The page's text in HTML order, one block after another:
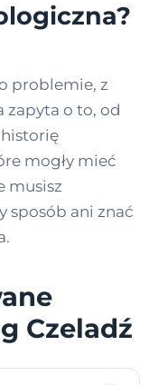
problemie, z
zapyta o to, od
mogły mieć
musisz
sposób ani znać
Czeladź